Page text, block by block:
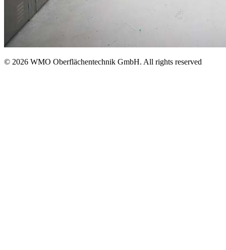
© 2026 WMO Oberflächentechnik GmbH. All rights reserved